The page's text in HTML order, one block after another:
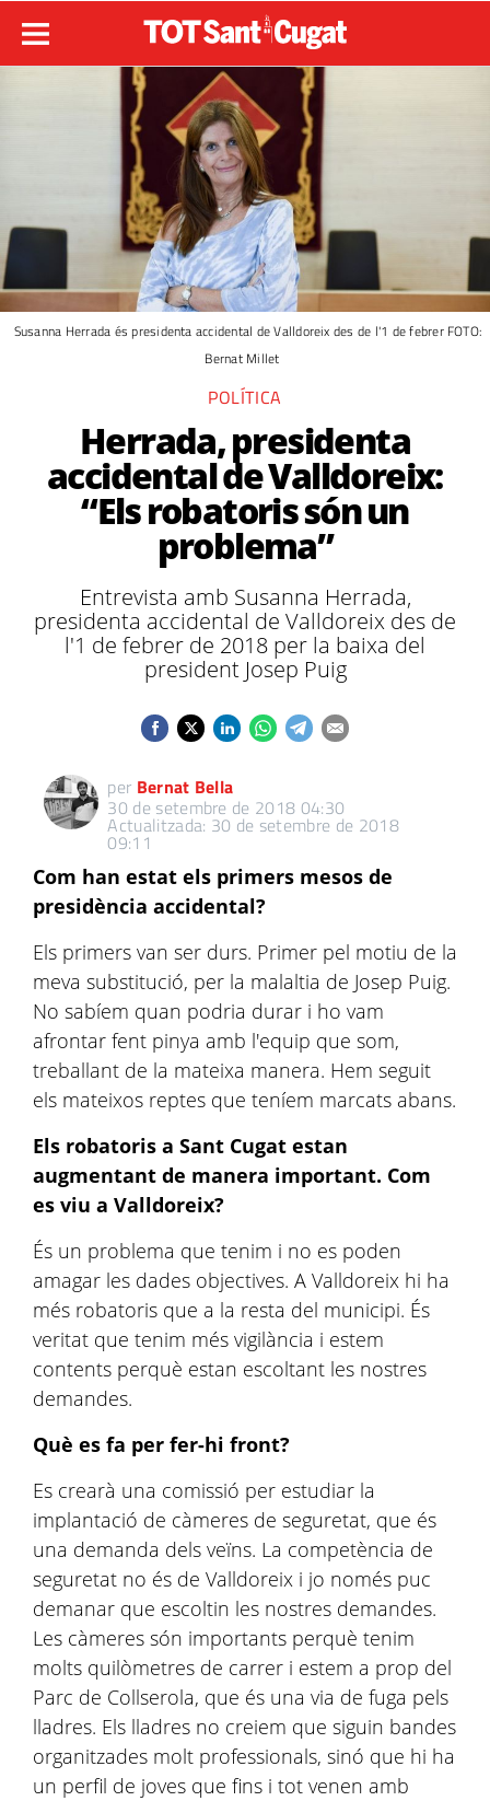
Susanna Herrada és presidenta accidental de Valldoreix des de l'1 de febrer FOTO:
Bernat Millet
POLÍTICA
Herrada, presidenta
accidental de Valldoreix:
“Els robatoris són un
problema”
Entrevista amb Susanna Herrada,
presidenta accidental de Valldoreix des de
l'1 de febrer de 2018 per la baixa del
president Josep Puig
per Bernat Bella
30 de setembre de 2018 04:30
Actualitzada: 30 de setembre de 2018
09:11
Com han estat els primers mesos de
presidència accidental?
Els primers van ser durs. Primer pel motiu de la
meva substitució, per la malaltia de Josep Puig.
No sabíem quan podria durar i ho vam
afrontar fent pinya amb l'equip que som,
treballant de la mateixa manera. Hem seguit
els mateixos reptes que teníem marcats abans.
Els robatoris a Sant Cugat estan
augmentant de manera important. Com
es viu a Valldoreix?
És un problema que tenim i no es poden
amagar les dades objectives. A Valldoreix hi ha
més robatoris que a la resta del municipi. És
veritat que tenim més vigilància i estem
contents perquè estan escoltant les nostres
demandes.
Què es fa per fer-hi front?
Es crearà una comissió per estudiar la
implantació de càmeres de seguretat, que és
una demanda dels veïns. La competència de
seguretat no és de Valldoreix i jo només puc
demanar que escoltin les nostres demandes.
Les càmeres són importants perquè tenim
molts quilòmetres de carrer i estem a prop del
Parc de Collserola, que és una via de fuga pels
lladres. Els lladres no creiem que siguin bandes
organitzades molt professionals, sinó que hi ha
un perfil de joves que fins i tot venen amb